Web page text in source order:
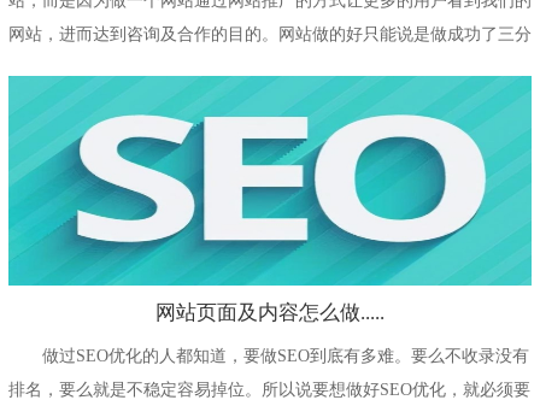
网站，进而达到咨询及合作的目的。网站做的好只能说是做成功了三分
网站页面及内容怎么做.....
做过SEO优化的人都知道，要做SEO到底有多难。要么不收录没有
排名，要么就是不稳定容易掉位。所以说要想做好SEO优化，就必须要